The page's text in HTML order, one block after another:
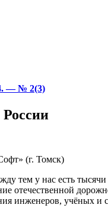
— № 2(3)
(г. Томск)
тем у нас есть тысячи
отечественной
инженеров, учёных и